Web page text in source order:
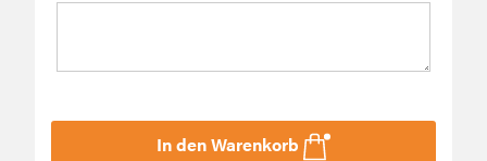
In den Warenkorb